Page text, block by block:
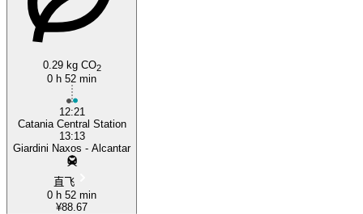
0.29 kg CO2
0 h 52 min
12:21
Catania Central Station
13:13
Giardini Naxos - Alcantar
直飞
0 h 52 min
¥88.67